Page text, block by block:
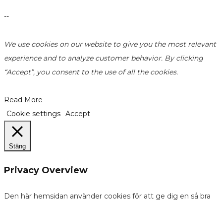
--
We use cookies on our website to give you the most relevant
experience and to analyze customer behavior. By clicking
“Accept”, you consent to the use of all the cookies.
Read More
Cookie settings Accept
Stäng
Privacy Overview
Den här hemsidan använder cookies för att ge dig en så bra